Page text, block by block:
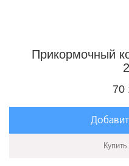
Прикормочный
70